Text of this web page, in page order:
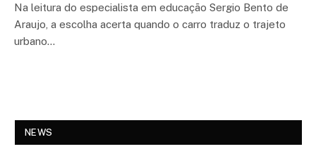
Na leitura do especialista em educação Sergio Bento de
Araujo, a escolha acerta quando o carro traduz o trajeto
urbano…
NEWS